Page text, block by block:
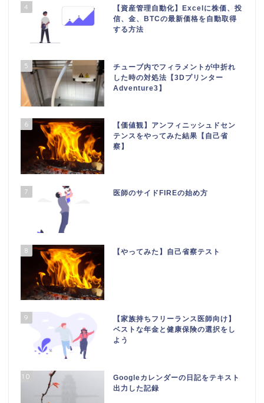
4
【資産管理自動化】Excelに株価、投
信、金、BTCの最新価格を自動取得
する方法
5
チューブ内でフィラメントが中折れ
した時の対処法【3Dプリンター
Adventure3】
6
【価値観】アンフィニッシュドセン
テンスをやってみた結果【自己省
察】
7 医師のサイドFIREの始め方
8 【やってみた】自己省察テスト
9
【家族持ちフリーランス医師向け】
ベストな年金と健康保険の選択をし
よう
10
Googleカレンダーの日記をテキスト
出力した記録